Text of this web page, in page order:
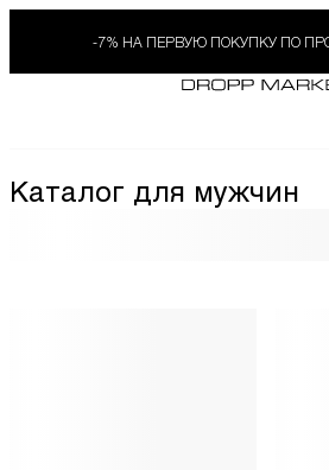
-7% НА ПЕРВУЮ ПОКУПКУ ПО
Каталог для мужчин